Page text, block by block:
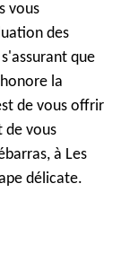
vous
des
que
la
de vous offrir
de vous
à Les
délicate.